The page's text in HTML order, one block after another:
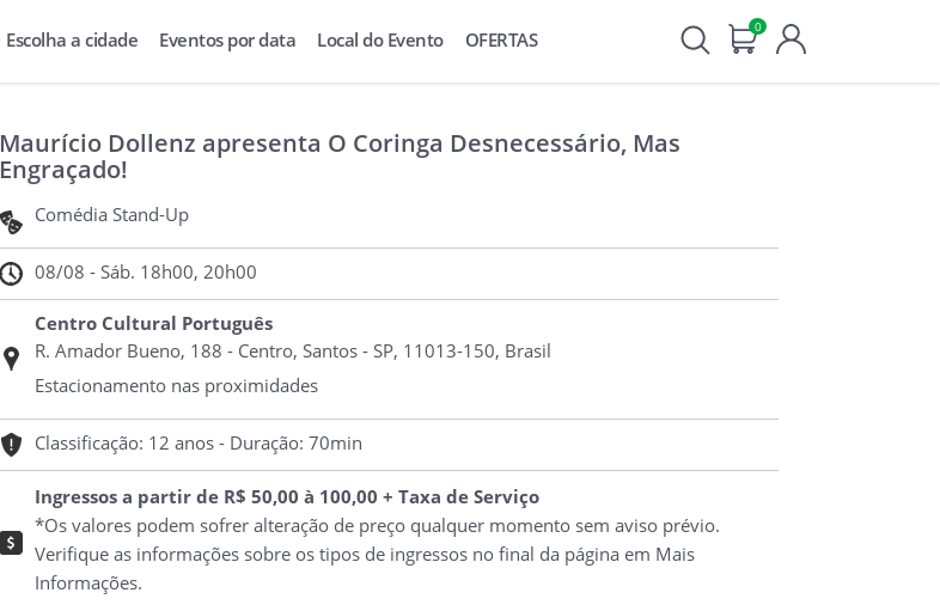
Escolha a cidade Eventos por data Local do Evento OFERTAS
0
Maurício Dollenz apresenta O Coringa Desnecessário, Mas
Engraçado!
Comédia Stand-Up
08/08 - Sáb. 18h00, 20h00
Centro Cultural Português
R. Amador Bueno, 188 - Centro, Santos - SP, 11013-150, Brasil
Estacionamento nas proximidades
Classificação: 12 anos - Duração: 70min
Ingressos a partir de R$ 50,00 à 100,00 + Taxa de Serviço
*Os valores podem sofrer alteração de preço qualquer momento sem aviso prévio.
Verifique as informações sobre os tipos de ingressos no final da página em Mais
Informações.